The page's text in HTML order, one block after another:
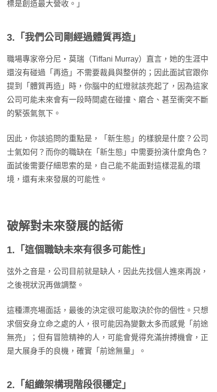
標是創造最大營收。」
3.「我們公司剛經過體質再造」
職場專家帝分尼・莫瑞（Tiffani Murray）直言，她的生涯中
還沒有碰過「再造」不需要裁員與整併的；因此面試官跟你
提到「體質再造」時，你腦中的紅燈就該亮起了，因為這家
公司可能未來會有一段時間處在碰撞、磨合、甚至衝突不斷
的緊張氣氛下。
因此，你該追問的重點是，「新生態」的樣貌是什麼？公司
士氣如何？而你的職缺在「新生態」中需要扮演什麼角色？
面試後需要仔細思索的是，自己能不能面對這樣混亂的環
境，還有未來發展的可能性。
破解對未來發展的話術
1.「這個職缺未來有很多可能性」
弦外之音是，公司目前就是缺人，因此先找個人進來再說，
之後視狀況再做調整。
這種漂亮場面話，最後的決定很可能取決於你的個性。只想
求個安身立命之處的人，很可能因為變數太多而感覺「前途
無亮」；但有冒險精神的人，可能會覺得充滿拚搏機會，正
是大展身手的良機，確實「前途無量」。
2.「組織架構現階段很穩定」